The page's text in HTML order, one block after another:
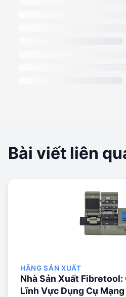
Bài viết liên
HÃNG SẢN XUẤT
Nhà Sản Xuất
Lĩnh Vực Dụng Cụ